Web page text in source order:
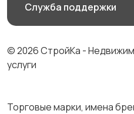
Служба поддержки
© 2026 СтройКа -
услуги
Торговые марки, имена